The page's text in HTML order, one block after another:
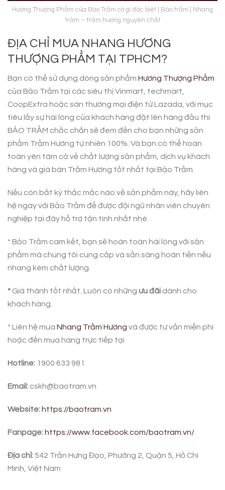
Hương Thượng Phẩm của Bảo Trầm có gì đặc biệt | Bảo trầm | Nhang
trầm – trầm hương nguyên chất
ĐỊA CHỈ MUA NHANG HƯƠNG
THƯỢNG PHẨM TẠI TPHCM?
Bạn có thể sử dụng dòng sản phẩm Hương Thượng Phẩm
của Bảo Trầm tại các siêu thị Vinmart, techmart,
CoopExtra hoặc sàn thương mại điện tử Lazada, với mục
tiêu lấy sự hài lòng của khách hàng đặt lên hàng đầu thì
BẢO TRẦM chắc chắn sẽ đem đến cho bạn những sản
phẩm Trầm Hương tự nhiên 100%. Và bạn có thể hoàn
toàn yên tâm cả về chất lượng sản phẩm, dịch vụ khách
hàng và giá bán Trầm Hương tốt nhất tại Bảo Trầm.
Nếu còn bất kỳ thắc mắc nào về sản phẩm này, hãy liên
hệ ngay với Bảo Trầm để được đội ngũ nhân viên chuyên
nghiệp tại đây hỗ trợ tận tình nhất nhé.
* Bảo Trầm cam kết, bạn sẽ hoàn toàn hài lòng với sản
phẩm mà chúng tôi cung cấp và sẵn sàng hoàn tiền nếu
nhang kém chất lượng.
* Giá thành tốt nhất. Luôn có những ưu đãi dành cho
khách hàng.
* Liên hệ mua Nhang Trầm Hương và được tư vấn miễn phí
hoặc đến mua hàng trực tiếp tại
Hotline: 1900 633 981
Email: cskh@baotram.vn
Website: https://baotram.vn
Fanpage: https://www.facebook.com/baotram.vn/
Địa chỉ: 542 Trần Hưng Đạo, Phường 2, Quận 5, Hồ Chí
Minh, Việt Nam